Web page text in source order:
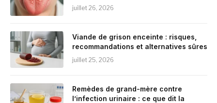
juillet 26, 2026
Viande de grison enceinte : risques,
recommandations et alternatives sûres
juillet 25, 2026
Remèdes de grand-mère contre
l’infection urinaire : ce que dit la